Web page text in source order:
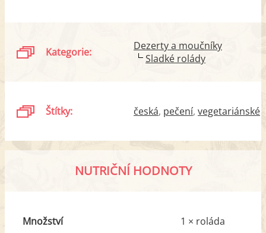
Kategorie:
Dezerty a moučníky
Sladké rolády
Štítky: česká pečení vegetariánské
NUTRIČNÍ HODNOTY
Množství 1 × roláda